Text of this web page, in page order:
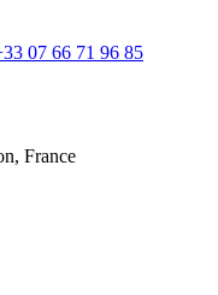
07 66 71 96 85
France